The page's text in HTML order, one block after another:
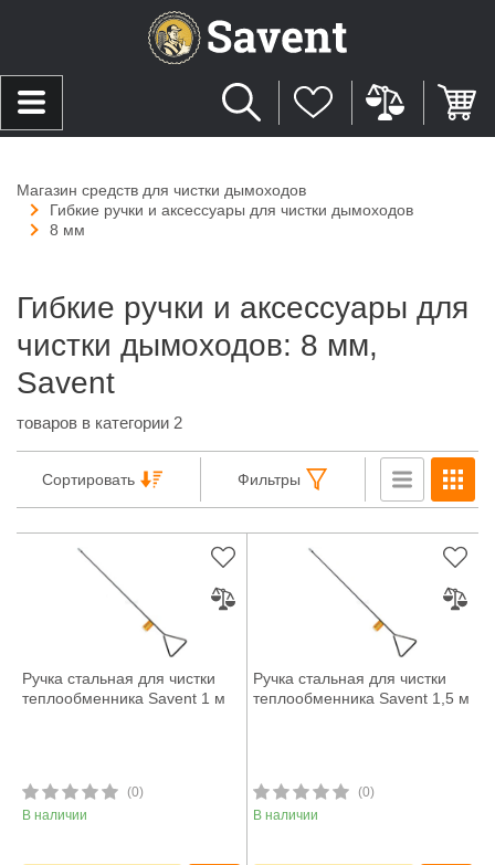
Магазин средств для чистки дымоходов
Гибкие ручки и аксессуары для чистки дымоходов
8 мм
Гибкие ручки и аксессуары для
чистки дымоходов: 8 мм,
Savent
товаров в категории 2
Сортировать Фильтры
Ручка стальная для чистки
теплообменника Savent 1 м
(0)
В наличии
Ручка стальная для чистки
теплообменника Savent 1,5 м
(0)
В наличии